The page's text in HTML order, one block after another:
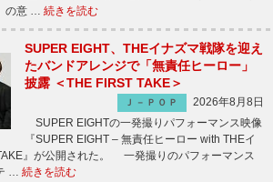
の意 … 続きを読む
SUPER EIGHT、THEイナズマ戦隊を迎え
たバンドアレンジで「無責任ヒーロー」
披露 ＜THE FIRST TAKE＞
Ｊ－ＰＯＰ
2026年8月8日
SUPER EIGHTの一発撮りパフォーマンス映像
『SUPER EIGHT – 無責任ヒーロー with THEイ
』が公開された。 一発撮りのパフォーマンス
… 続きを読む